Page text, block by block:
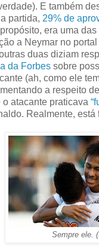
E também
partida, 29% de
era uma das
a Neymar no
duas diziam
da Forbes sobre
(ah, como ele
a respeito
atacante praticava
Realmente, está
Sempre ele.